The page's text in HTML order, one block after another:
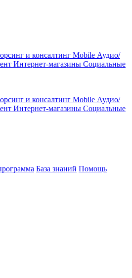
и консалтинг Mobile Аудио/
Интернет-магазины Социальные
и консалтинг Mobile Аудио/
Интернет-магазины Социальные
База знаний Помощь